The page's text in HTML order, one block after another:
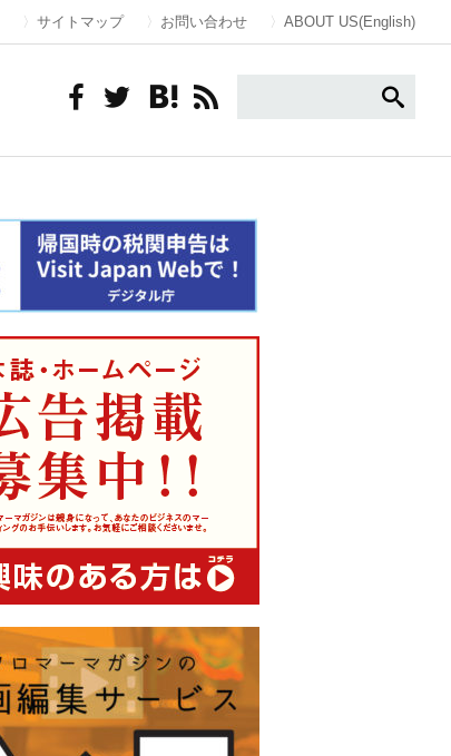
サイトマップ お問い合わせ ABOUT US(English)